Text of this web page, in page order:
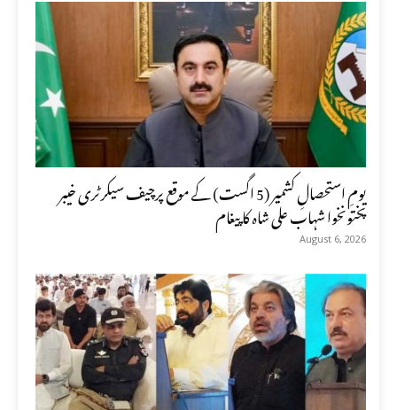
یومِ استحصالِ کشمیر (5 اگست) کے موقع پرچیف سیکرٹری خیبر
پختونخوا شہاب علی شاہ کا پیغام
August 6, 2026